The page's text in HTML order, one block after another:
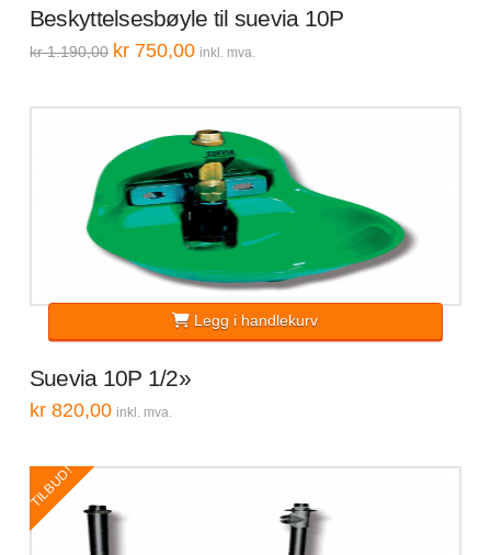
Beskyttelsesbøyle til suevia 10P
kr1.190,00 Opprinnelig
pris
kr750,00Nåværende
pris
inkl. mva.
Suevia 10P 1/2»
kr820,00 inkl. mva.
Legg i handlekurv
TILBUD!